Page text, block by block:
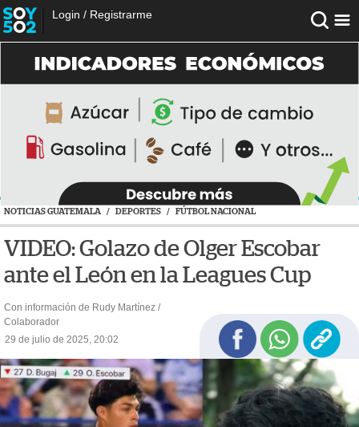
Login / Registrarme
NOTICIAS GUATEMALA / DEPORTES / FÚTBOL NACIONAL
VIDEO: Golazo de Olger Escobar
ante el León en la Leagues Cup
Con información de Rudy Martínez /
Colaborador
29 de julio de 2025, 20:02